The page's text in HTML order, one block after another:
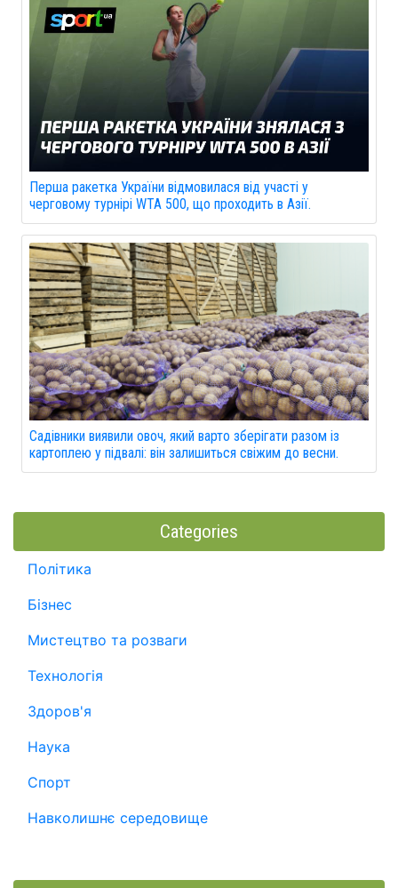
Перша ракетка України відмовилася від участі у
черговому турнірі WTA 500, що проходить в Азії.
Садівники виявили овоч, який варто зберігати разом із
картоплею у підвалі: він залишиться свіжим до весни.
Categories
Політика
Бізнес
Мистецтво та розваги
Технологія
Здоров'я
Наука
Спорт
Навколишнє середовище